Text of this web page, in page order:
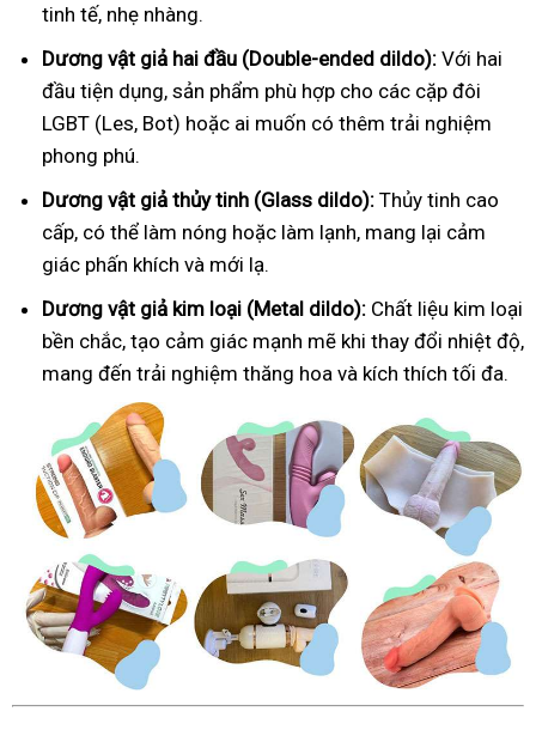
tinh tế, nhẹ nhàng.
Dương vật giả hai đầu (Double-ended dildo): Với hai
đầu tiện dụng, sản phẩm phù hợp cho các cặp đôi
LGBT (Les, Bot) hoặc ai muốn có thêm trải nghiệm
phong phú.
Dương vật giả thủy tinh (Glass dildo): Thủy tinh cao
cấp, có thể làm nóng hoặc làm lạnh, mang lại cảm
giác phấn khích và mới lạ.
Dương vật giả kim loại (Metal dildo): Chất liệu kim loại
bền chắc, tạo cảm giác mạnh mẽ khi thay đổi nhiệt độ,
mang đến trải nghiệm thăng hoa và kích thích tối đa.